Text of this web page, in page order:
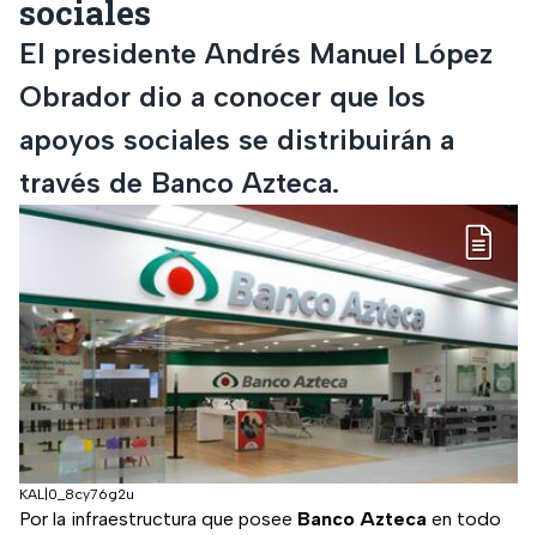
sociales
El presidente Andrés Manuel López
Obrador dio a conocer que los
apoyos sociales se distribuirán a
través de Banco Azteca.
KAL|0_8cy76g2u
Por la infraestructura que posee Banco Azteca en todo